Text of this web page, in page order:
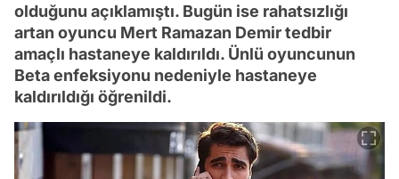
olduğunu açıklamıştı. Bugün ise rahatsızlığı
artan oyuncu Mert Ramazan Demir tedbir
amaçlı hastaneye kaldırıldı. Ünlü oyuncunun
Beta enfeksiyonu nedeniyle hastaneye
kaldırıldığı öğrenildi.